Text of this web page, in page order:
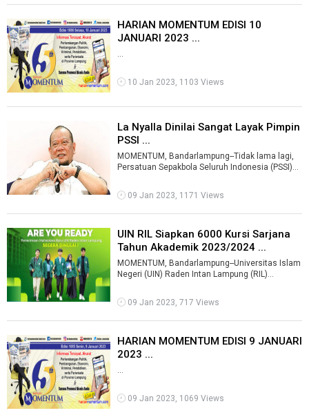
HARIAN MOMENTUM EDISI 10
JANUARI 2023 ...
...
10 Jan 2023, 1103 Views
La Nyalla Dinilai Sangat Layak Pimpin
PSSI ...
MOMENTUM, Bandarlampung--Tidak lama lagi,
Persatuan Sepakbola Seluruh Indonesia (PSSI)
09 Jan 2023, 1171 Views
UIN RIL Siapkan 6000 Kursi Sarjana
Tahun Akademik 2023/2024 ...
MOMENTUM, Bandarlampung--Universitas Islam
Negeri (UIN) Raden Intan Lampung (RIL)
baru ...
09 Jan 2023, 717 Views
HARIAN MOMENTUM EDISI 9 JANUARI
2023 ...
...
09 Jan 2023, 1069 Views